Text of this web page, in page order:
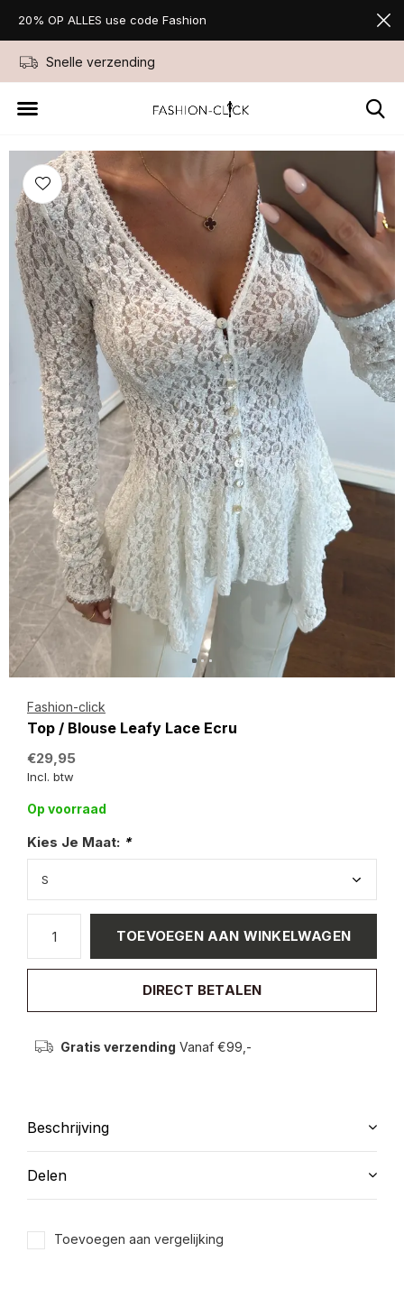
Snelle verzending
20% OP ALLES use code Fashion
Fashion-click
Top / Blouse Leafy Lace Ecru
€29,95
Incl. btw
Op voorraad
Kies Je Maat: *
TOEVOEGEN AAN WINKELWAGEN
DIRECT BETALEN
Gratis verzending Vanaf €99,-
Beschrijving
Delen
Toevoegen aan vergelijking